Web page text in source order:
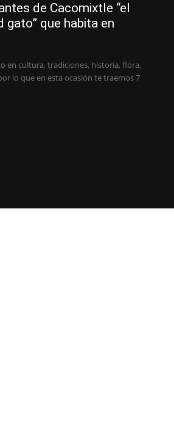
de Cacomixtle “el
que habita en
en cultura, tradiciones, historia, flora,
lo que en esta ocasión te traemos 7